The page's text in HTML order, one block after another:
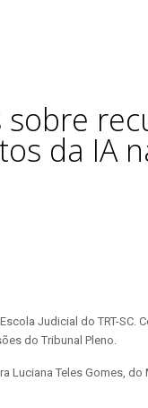
da IA
Judicial do TRT-SC.
do Tribunal Pleno.
Luciana Teles Gomes,